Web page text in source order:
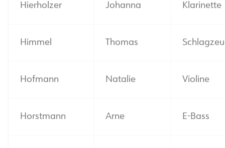
Hierholzer Johanna Klarinette
Himmel Thomas
Hofmann Natalie Violine
Horstmann Arne E-Bass